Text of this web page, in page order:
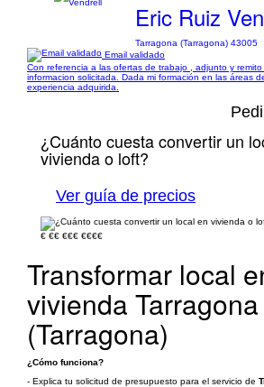
Eric Ruiz
Tarragona (Tarragona) 43005
Email validado
Con referencia a las ofertas de trabajo , adjunto y remito
informacion solicitada. Dada mi formación en las áreas
experiencia adquirida.
¿Cuánto cuesta convertir un
vivienda o loft?
Ver guía de precios
€ €€ €€€ €€€€
Transformar local
vivienda Tarragona
(Tarragona)
¿Cómo funciona?
- Explica tu solicitud de presupuesto para el servicio de